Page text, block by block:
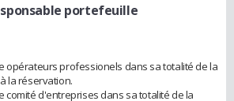
portefeuille
opérateurs professionels dans sa totalité de la
la réservation.
comité d'entreprises dans sa totalité de la